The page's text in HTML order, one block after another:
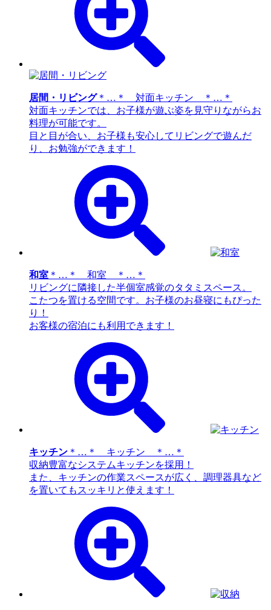
居間・リビング＊…＊ 対面キッチン ＊…＊
対面キッチンでは、お子様が遊ぶ姿を見守りながらお
料理が可能です。
目と目が合い、お子様も安心してリビングで遊んだ
り、お勉強ができます！
和室 ＊…＊ 和室 ＊…＊
リビングに隣接した半個室感覚のタタミスペース。
こたつを置ける空間です。お子様のお昼寝にもぴった
り！
お客様の宿泊にも利用できます！
キッチン ＊…＊ キッチン ＊…＊
収納豊富なシステムキッチンを採用！
また、キッチンの作業スペースが広く、調理器具など
を置いてもスッキリと使えます！